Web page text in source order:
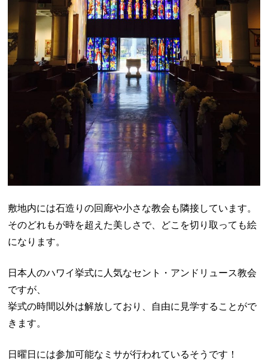
敷地内には石造りの回廊や小さな教会も隣接しています。
そのどれもが時を超えた美しさで、どこを切り取っても絵
になります。
日本人のハワイ挙式に人気なセント・アンドリュース教会
ですが、
挙式の時間以外は解放しており、自由に見学することがで
きます。
日曜日には参加可能なミサが行われているそうです！